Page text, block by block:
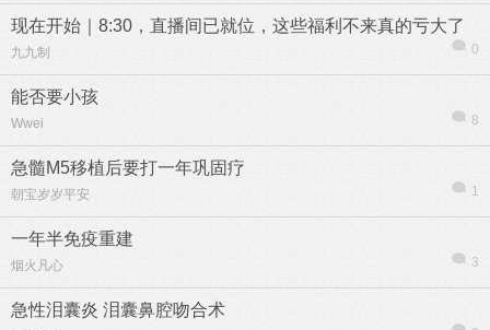
现在开始｜8:30，直播间已就位，这些福利不来真的亏大了
九九制 0
能否要小孩
Wwei 8
急髓M5移植后要打一年巩固疗
朝宝岁岁平安 1
一年半免疫重建
烟火凡心 3
急性泪囊炎 泪囊鼻腔吻合术